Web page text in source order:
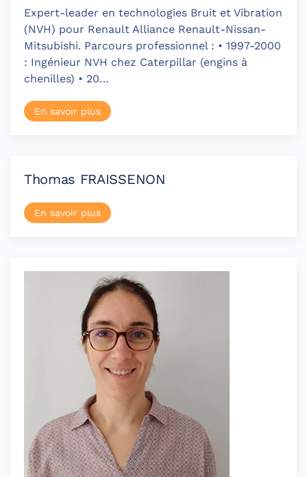
Expert-leader en technologies Bruit et Vibration
(NVH) pour Renault Alliance Renault-Nissan-
Mitsubishi. Parcours professionnel : • 1997-2000
: Ingénieur NVH chez Caterpillar (engins à
chenilles) • 20…
En savoir plus
Thomas FRAISSENON
En savoir plus